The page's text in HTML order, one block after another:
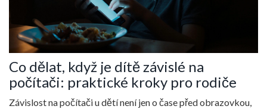
Co dělat, když je dítě závislé na
počítači: praktické kroky pro rodiče
Závislost na počítači u dětí není jen o čase před obrazovkou,